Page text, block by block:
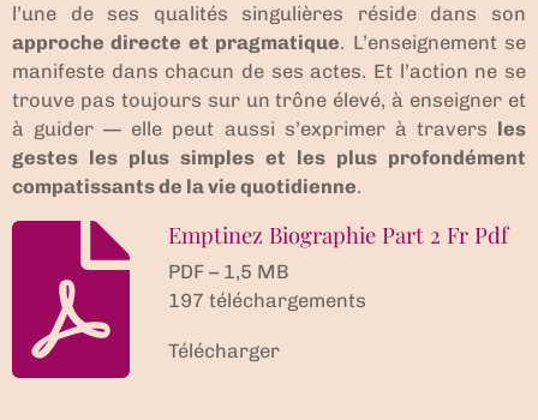
l’une de ses qualités singulières réside dans son
approche directe et pragmatique. L’enseignement se
manifeste dans chacun de ses actes. Et l’action ne se
trouve pas toujours sur un trône élevé, à enseigner et
à guider — elle peut aussi s’exprimer à travers les
gestes les plus simples et les plus profondément
compatissants de la vie quotidienne.
Emptinez Biographie Part 2 Fr Pdf
PDF – 1,5 MB
197 téléchargements
Télécharger